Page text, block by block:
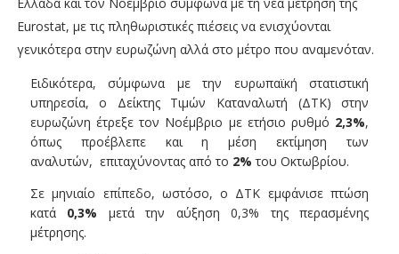
Eurostat, με τις πληθωριστικές πιέσεις να ενισχύονται
γενικότερα στην ευρωζώνη αλλά στο μέτρο που αναμενόταν.
Ειδικότερα, σύμφωνα με την ευρωπαϊκή στατιστική
υπηρεσία, ο Δείκτης Τιμών Καταναλωτή (ΔΤΚ) στην
ευρωζώνη έτρεξε τον Νοέμβριο με ετήσιο ρυθμό 2,3%,
όπως προέβλεπε και η μέση εκτίμηση των
αναλυτών, επιταχύνοντας από το 2% του Οκτωβρίου.
Σε μηνιαίο επίπεδο, ωστόσο, ο ΔΤΚ εμφάνισε πτώση
κατά 0,3% μετά την αύξηση 0,3% της περασμένης
μέτρησης.